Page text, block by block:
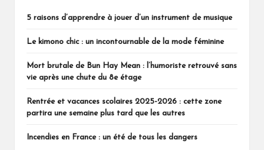
5 raisons d’apprendre à jouer d’un instrument de musique
Le kimono chic : un incontournable de la mode féminine
Mort brutale de Bun Hay Mean : l’humoriste retrouvé sans
vie après une chute du 8e étage
Rentrée et vacances scolaires 2025-2026 : cette zone
partira une semaine plus tard que les autres
Incendies en France : un été de tous les dangers